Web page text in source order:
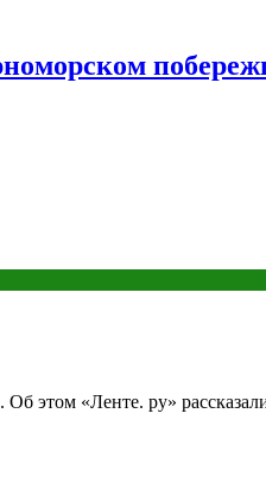
этом «Ленте. ру»